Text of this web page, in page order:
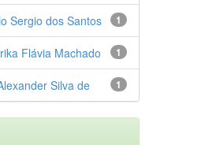
1
Sergio dos Santos
1
Flávia Machado
1
Silva de